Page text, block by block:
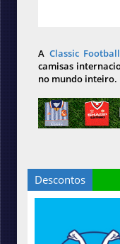
A Classic
camisas
no mundo inteiro.
Descontos